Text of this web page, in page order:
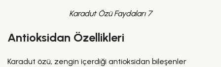
Karadut Özü Faydaları 7
Antioksidan Özellikleri
Karadut özü, zengin içerdiği antioksidan bileşenler